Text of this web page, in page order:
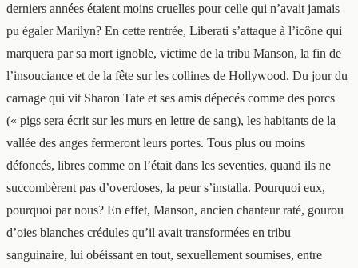
derniers années étaient moins cruelles pour celle qui n’avait jamais
pu égaler Marilyn? En cette rentrée, Liberati s’attaque à l’icône qui
marquera par sa mort ignoble, victime de la tribu Manson, la fin de
l’insouciance et de la fête sur les collines de Hollywood. Du jour du
carnage qui vit Sharon Tate et ses amis dépecés comme des porcs
(« pigs sera écrit sur les murs en lettre de sang), les habitants de la
vallée des anges fermeront leurs portes. Tous plus ou moins
défoncés, libres comme on l’était dans les seventies, quand ils ne
succombèrent pas d’overdoses, la peur s’installa. Pourquoi eux,
pourquoi par nous? En effet, Manson, ancien chanteur raté, gourou
d’oies blanches crédules qu’il avait transformées en tribu
sanguinaire, lui obéissant en tout, sexuellement soumises, entre